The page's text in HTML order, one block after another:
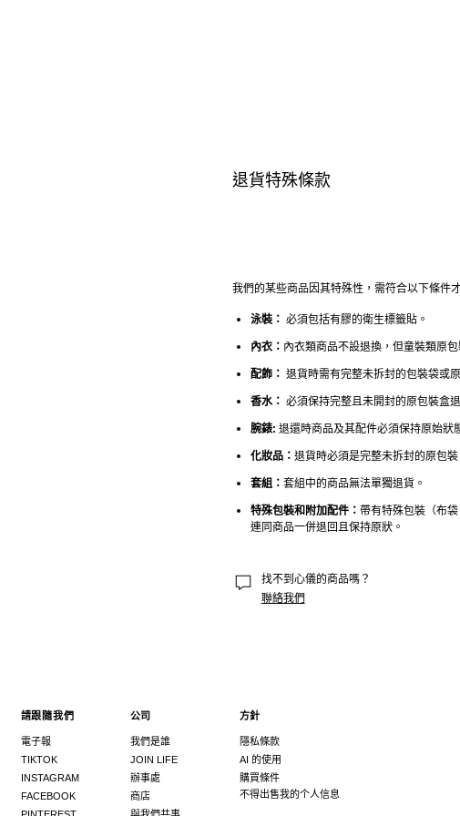
退貨特殊條款
我們的某些商品因其特殊性，需符合以下條件
泳裝： 必須包括有膠的衛生標籤貼。
內衣： 內衣類商品不設退換，但童裝類原
配飾： 退貨時需有完整未拆封的包裝袋或
香水： 必須保持完整且未開封的原包裝盒退
腕錶: 退還時商品及其配件必須保持原始狀
化妝品： 退貨時必須是完整未拆封的原包裝
套組： 套組中的商品無法單獨退貨。
特殊包裝和附加配件： 帶有特殊包裝（布
連同商品一併退回且保持原狀。
找不到心儀的商品嗎？
聯絡我們
請跟隨我們
電子報
TIKTOK
INSTAGRAM
FACEBOOK
公司
我們是誰
JOIN LIFE
辦事處
商店
方針
隱私條款
AI 的使用
購買條件
不得出售我的个人信息